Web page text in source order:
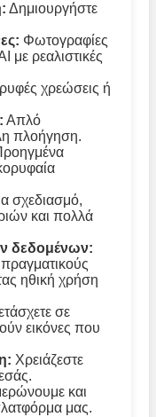
Δημιουργήστε
Φωτογραφίες
με ρεαλιστικές
χρεώσεις ή
Απλό
πλοήγηση.
σχεδιασμό,
και πολλά
δεδομένων:
ηθική χρήση
σε
εικόνες που
Χρειάζεστε
και
μας.